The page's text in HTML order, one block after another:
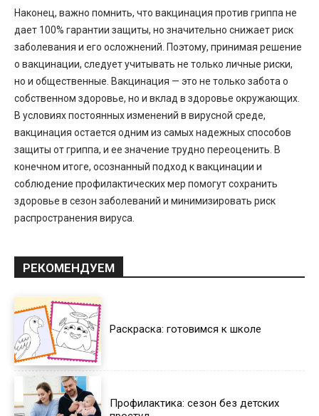
Наконец, важно помнить, что вакцинация против гриппа не
дает 100% гарантии защиты, но значительно снижает риск
заболевания и его осложнений. Поэтому, принимая решение
о вакцинации, следует учитывать не только личные риски,
но и общественные. Вакцинация — это не только забота о
собственном здоровье, но и вклад в здоровье окружающих.
В условиях постоянных изменений в вирусной среде,
вакцинация остается одним из самых надежных способов
защиты от гриппа, и ее значение трудно переоценить. В
конечном итоге, осознанный подход к вакцинации и
соблюдение профилактических мер помогут сохранить
здоровье в сезон заболеваний и минимизировать риск
распространения вируса.
РЕКОМЕНДУЕМ
Раскраска: готовимся к школе
Профилактика: сезон без детских